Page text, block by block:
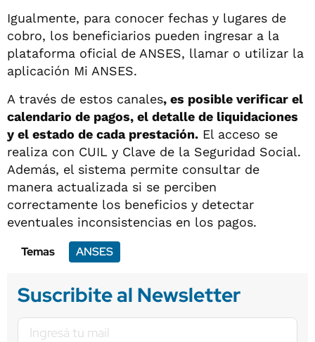
Igualmente, para conocer fechas y lugares de
cobro, los beneficiarios pueden ingresar a la
plataforma oficial de ANSES, llamar o utilizar la
aplicación Mi ANSES.
A través de estos canales, es posible verificar el
calendario de pagos, el detalle de liquidaciones
y el estado de cada prestación. El acceso se
realiza con CUIL y Clave de la Seguridad Social.
Además, el sistema permite consultar de
manera actualizada si se perciben
correctamente los beneficios y detectar
eventuales inconsistencias en los pagos.
Temas
ANSES
Suscribite al Newsletter